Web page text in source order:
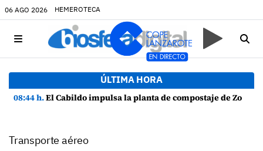
06 AGO 2026 HEMEROTECA
ÚLTIMA HORA
08:44 h.El Cabildo impulsa la planta de compostaje de Zonzamas para tratar 4.375 toneladas de biorresiduos
Transporte aéreo